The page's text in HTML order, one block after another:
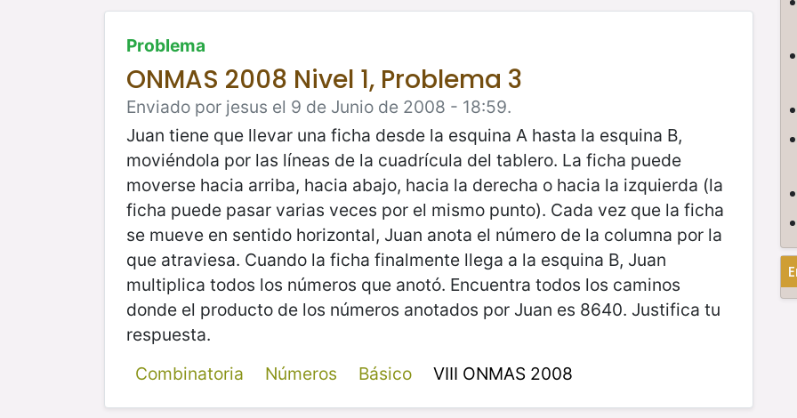
Problema
ONMAS 2008 Nivel 1, Problema 3
Enviado por jesus el 9 de Junio de 2008 - 18:59.
Juan tiene que llevar una ficha desde la esquina A hasta la esquina B,
moviéndola por las líneas de la cuadrícula del tablero. La ficha puede
moverse hacia arriba, hacia abajo, hacia la derecha o hacia la izquierda (la
ficha puede pasar varias veces por el mismo punto). Cada vez que la ficha
se mueve en sentido horizontal, Juan anota el número de la columna por la
que atraviesa. Cuando la ficha finalmente llega a la esquina B, Juan
multiplica todos los números que anotó. Encuentra todos los caminos
donde el producto de los números anotados por Juan es 8640. Justifica tu
respuesta.
Combinatoria
Números Básico VIII ONMAS 2008